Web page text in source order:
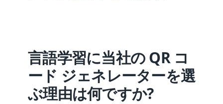
言語学習に当社の QR コ
ード ジェネレーターを選
ぶ理由は何ですか?